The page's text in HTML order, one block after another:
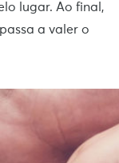
lugar. Ao final,
a valer o